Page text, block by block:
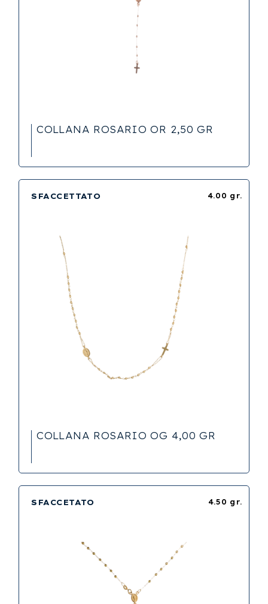
COLLANA ROSARIO OR 2,50 GR
4.00 gr.
SFACCETTATO
COLLANA ROSARIO OG 4,00 GR
4.50 gr.
SFACCETATO